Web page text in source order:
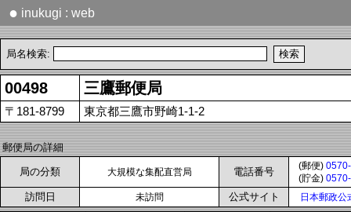
● inukugi : web
局名検索:
00498 三鷹郵便局
〒181-8799 東京都三鷹市野崎1-1-2
郵便局の詳細
局の分類 大規模な集配直営局 電話番号 (郵便)
(貯金)
訪問日 未訪問 公式サイト 日本郵政公